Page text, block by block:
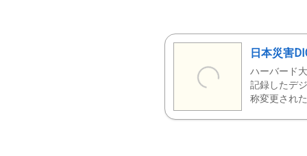
日本災害
ハーバード
記録したデ
称変更された